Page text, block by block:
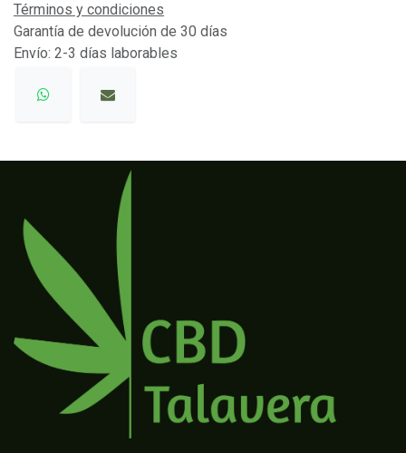
Términos y condiciones
Garantía de devolución de 30 días
Envío: 2-3 días laborables